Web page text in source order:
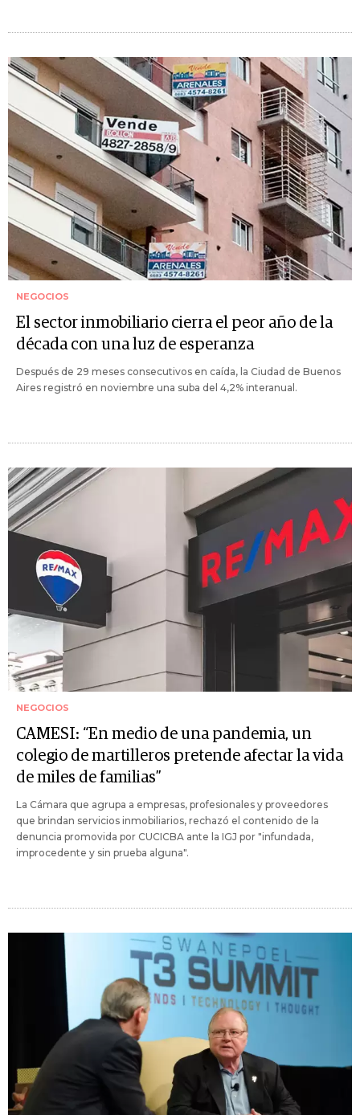
NEGOCIOS
El sector inmobiliario cierra el peor año de la
década con una luz de esperanza
Después de 29 meses consecutivos en caída, la Ciudad de Buenos
Aires registró en noviembre una suba del 4,2% interanual.
NEGOCIOS
CAMESI: “En medio de una pandemia, un
colegio de martilleros pretende afectar la vida
de miles de familias”
La Cámara que agrupa a empresas, profesionales y proveedores
que brindan servicios inmobiliarios, rechazó el contenido de la
denuncia promovida por CUCICBA ante la IGJ por "infundada,
improcedente y sin prueba alguna".